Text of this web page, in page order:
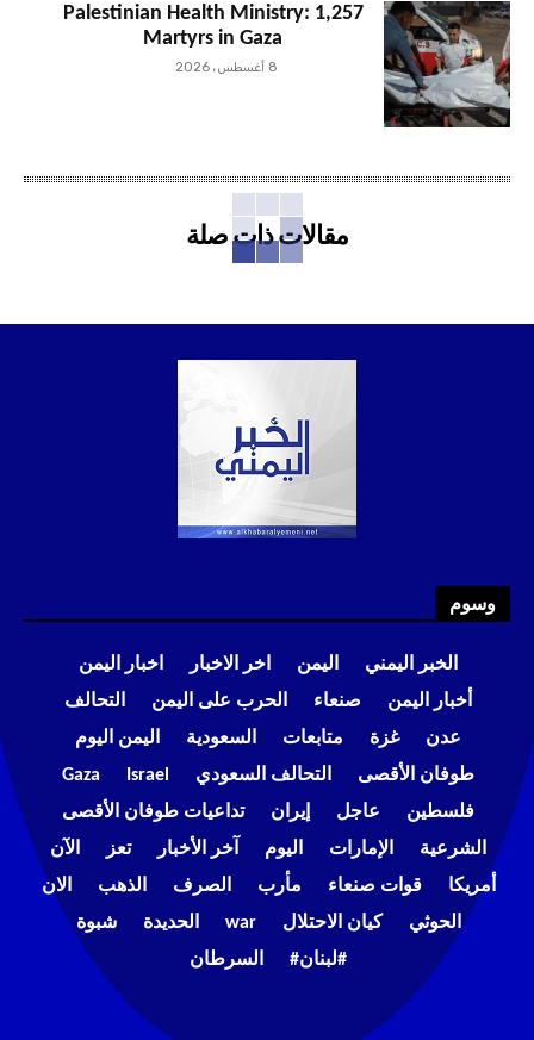
Palestinian Health Ministry: 1,257
Martyrs in Gaza
8 أغسطس، 2026
مقالات ذات صلة
وسوم
الخبر اليمني اليمن اخر الاخبار
اخبار اليمن
أخبار اليمن
صنعاء الحرب على اليمن
التحالف
عدن
غزة متابعات السعودية
اليمن اليوم
طوفان الأقصى
التحالف السعودي Israel
Gaza
فلسطين
عاجل إيران
تداعيات طوفان الأقصى
الشرعية
الإمارات اليوم آخر الأخبار تعز
الآن
أمريكا
قوات صنعاء مأرب الصرف الذهب
الان
الحوثي
كيان الاحتلال war الحديدة
شبوة
#لبنان#
السرطان